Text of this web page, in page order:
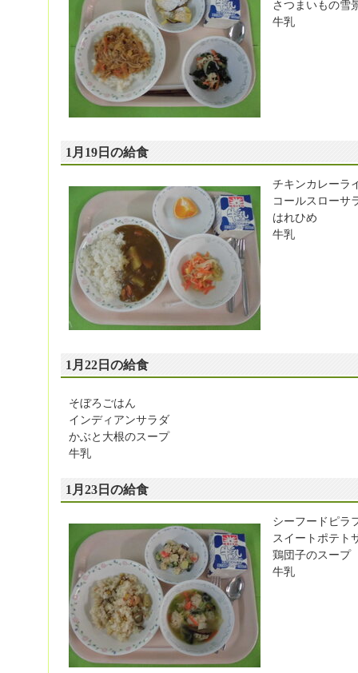
さつまいもの雪
牛乳
1月19日の給食
チキンカレーラ
コールスローサ
はれひめ
牛乳
1月22日の給食
そぼろごはん
インディアンサラダ
かぶと大根のスープ
牛乳
1月23日の給食
シーフードピラ
スイートポテト
鶏団子のスープ
牛乳